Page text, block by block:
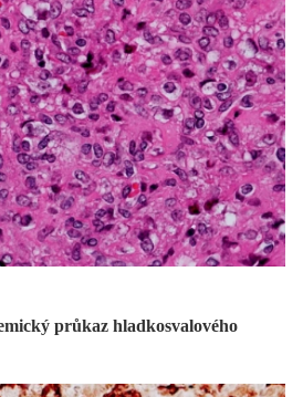
průkaz hladkosvalového